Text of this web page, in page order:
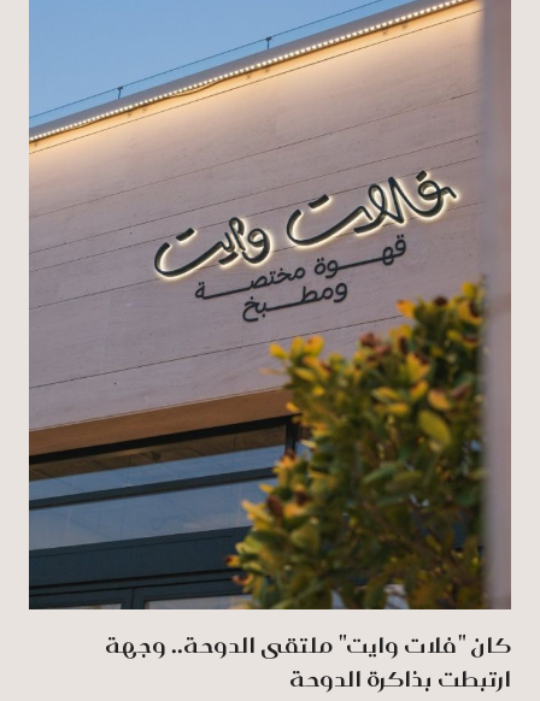
كان "فلات وايت" ملتقى الدوحة.. وجهة
ارتبطت بذاكرة الدوحة